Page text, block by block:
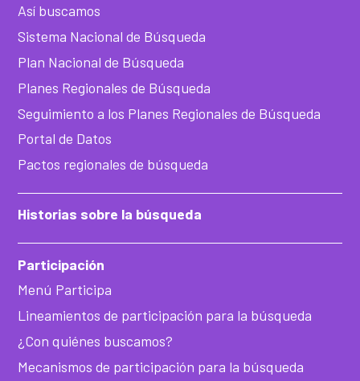
Así buscamos
Sistema Nacional de Búsqueda
Plan Nacional de Búsqueda
Planes Regionales de Búsqueda
Seguimiento a los Planes Regionales de Búsqueda
Portal de Datos
Pactos regionales de búsqueda
Historias sobre la búsqueda
Participación
Menú Participa
Lineamientos de participación para la búsqueda
¿Con quiénes buscamos?
Mecanismos de participación para la búsqueda